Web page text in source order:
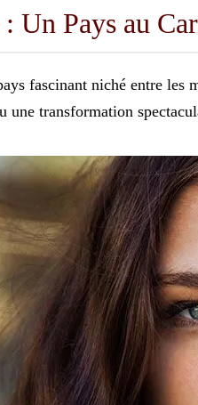
Un Pays au
fascinant niché entre les
transformation